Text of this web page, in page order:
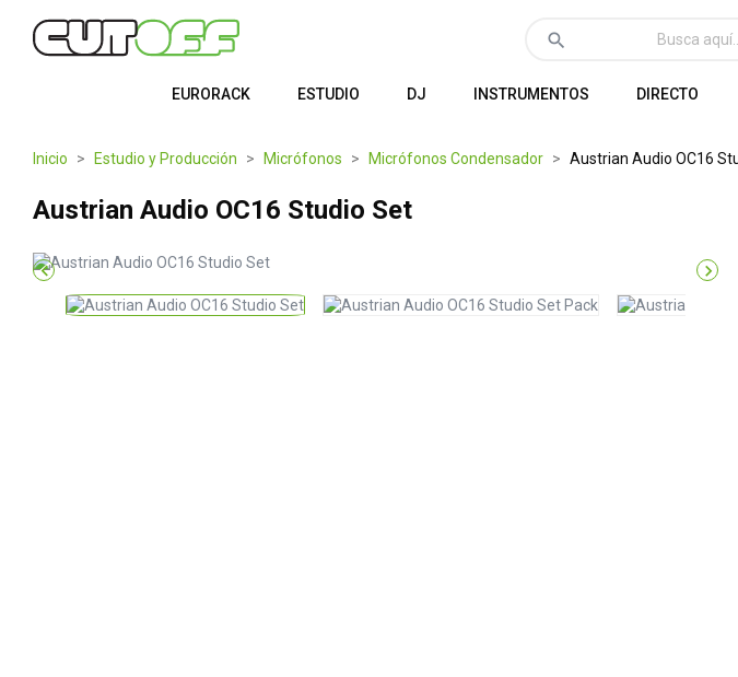
search
EURORACK ESTUDIO DJ INSTRUMENTOS DIRECTO
Inicio Estudio y Producción Micrófonos Micrófonos Condensador Austrian Audio OC16
Austrian Audio OC16 Studio Set
 